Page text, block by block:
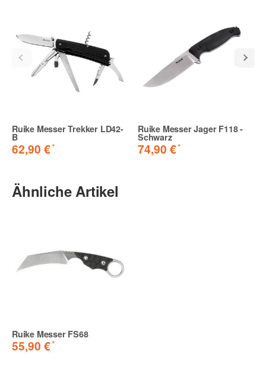
Ruike Messer Trekker LD42-
B
62,90 €*
Ruike Messer Jager F118 -
Schwarz
74,90 €*
Ähnliche Artikel
Ruike Messer FS68
55,90 €*